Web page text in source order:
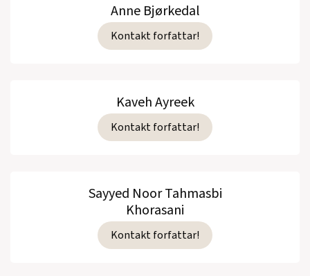
Anne Bjørkedal
Kontakt forfattar!
Kaveh Ayreek
Kontakt forfattar!
Sayyed Noor Tahmasbi
Khorasani
Kontakt forfattar!